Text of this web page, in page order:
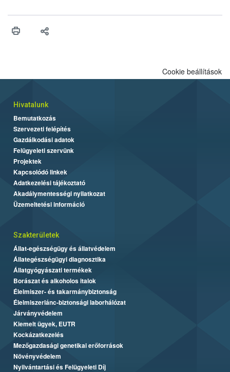
vonni az ebek viselkedésének megítélésében jártas szakértőt.
Cookie beállítások
Hivatalunk
Bemutatkozás
Szervezeti felépítés
Gazdálkodási adatok
Felügyeleti szervünk
Projektek
Kapcsolódó linkek
Adatkezelési tájékoztató
Akadálymentességi nyilatkozat
Üzemeltetési információ
Szakterületek
Állat-egészségügy és állatvédelem
Állategészségügyi diagnosztika
Állatgyógyászati termékek
Borászat és alkoholos italok
Élelmiszer- és takarmánybiztonság
Élelmiszerlánc-biztonsági laborhálózat
Járványvédelem
Kiemelt ügyek, EUTR
Kockázatkezelés
Mezőgazdasági genetikai erőforrások
Növényvédelem
Nyilvántartási és Felügyeleti Díj